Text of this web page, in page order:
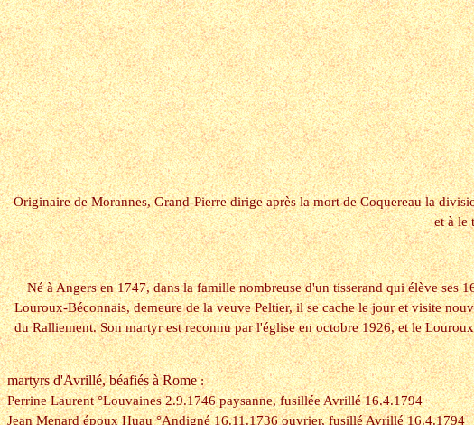
Originaire de Morannes, Grand-Pierre dirige après la mort de Coquereau la
et à le
Né à Angers en 1747, dans la famille nombreuse d'un tisserand qui élève ses
Louroux-Béconnais, demeure de la veuve Peltier, il se cache le jour et visite
du Ralliement. Son martyr est reconnu par l'église en octobre 1926, et le
martyrs d'Avrillé, béafiés à Rome:
Perrine Laurent °Louvaines 2.9.1746 paysanne, fusillée Avrillé 16.4.1794
Jean Menard époux Huau °Andigné 16.11.1736 ouvrier, fusillé Avrillé 16.4.1794